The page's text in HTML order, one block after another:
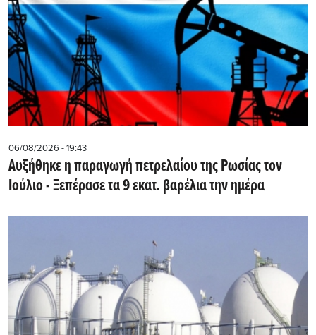
06/08/2026 - 19:43
Αυξήθηκε η παραγωγή πετρελαίου της Ρωσίας τον
Ιούλιο - Ξεπέρασε τα 9 εκατ. βαρέλια την ημέρα